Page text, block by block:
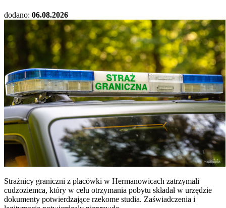
dodano: 06.08.2026
Strażnicy graniczni z placówki w Hermanowicach zatrzymali
cudzoziemca, który w celu otrzymania pobytu składał w urzędzie
dokumenty potwierdzające rzekome studia. Zaświadczenia i